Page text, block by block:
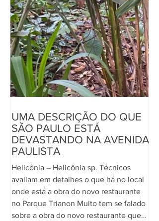
floresta centenária situada na Avenida
Paulista e o último manancial de Mata
Atlântica na região. O corte de árvores
acontece para que
UMA DESCRIÇÃO DO QUE
SÃO PAULO ESTÁ
DEVASTANDO NA AVENIDA
PAULISTA
Helicônia – Helicônia sp. Técnicos
avaliam em detalhes o que há no local
onde está a obra do novo restaurante
no Parque Trianon Muito tem se falado
sobre a obra do novo restaurante que